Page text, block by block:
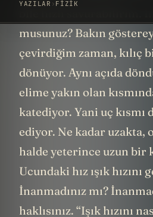
bile hızlı savurabilirim.
musunuz? Bakın
çevirdiğim zaman, kılıç
dönüyor. Aynı açıda
elime yakın olan
katediyor. Yani uç kısmı
ediyor. Ne kadar uzakta, o
halde yeterince uzun bir
Ucundaki hız ışık hızını
İnanmadınız mı?